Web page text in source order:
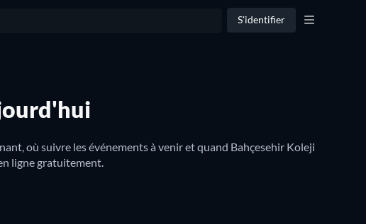
S'identifier
où suivre les événements à venir et quand Bahçesehir Koleji
ligne gratuitement.